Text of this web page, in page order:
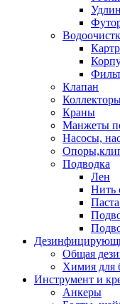
Клапан
Краны
Манжеты
Насосы,
Подводка
Лен
Нить
Общая
Химия для
Инструмент и
Анкеры